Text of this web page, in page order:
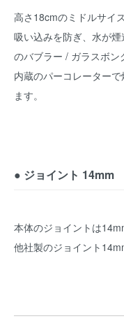
高さ18cmのミドルサイズ
吸い込みを防ぎ、水が
のバブラー / ガラスボン
内蔵のパーコレーター
ます。
● ジョイント 14mm
本体のジョイントは
他社製のジョイント